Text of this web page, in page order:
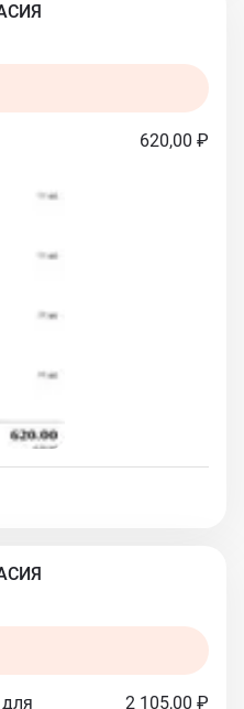
620,00 ₽
2 105,00 ₽